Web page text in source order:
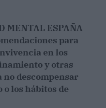
MENTAL ESPAÑA
para
en los
y otras
no descompensar
o los hábitos de